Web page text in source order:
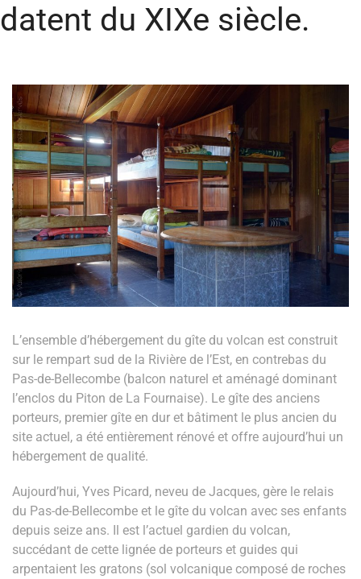
datent du XIXe siècle.
L’ensemble d’hébergement du gîte du volcan est construit
sur le rempart sud de la Rivière de l’Est, en contrebas du
Pas-de-Bellecombe (balcon naturel et aménagé dominant
l’enclos du Piton de La Fournaise). Le gîte des anciens
porteurs, premier gîte en dur et bâtiment le plus ancien du
site actuel, a été entièrement rénové et offre aujourd’hui un
hébergement de qualité.
Aujourd’hui, Yves Picard, neveu de Jacques, gère le relais
du Pas-de-Bellecombe et le gîte du volcan avec ses enfants
depuis seize ans. Il est l’actuel gardien du volcan,
succédant de cette lignée de porteurs et guides qui
arpentaient les gratons (sol volcanique composé de roches